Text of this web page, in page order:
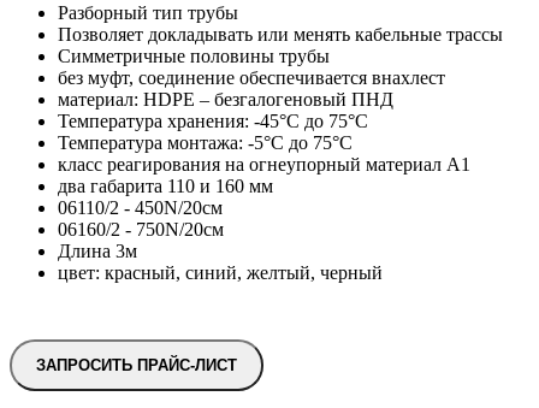
Разборный тип трубы
Позволяет докладывать или менять кабельные трассы
Симметричные половины трубы
без муфт, соединение обеспечивается внахлест
материал: HDPE – безгалогеновый ПНД
Температура хранения: -45°C до 75°C
Температура монтажа: -5°C до 75°C
класс реагирования на огнеупорный материал A1
два габарита 110 и 160 мм
06110/2 - 450N/20см
06160/2 - 750N/20см
Длина 3м
цвет: красный, синий, желтый, черный
ЗАПРОСИТЬ ПРАЙС-ЛИСТ